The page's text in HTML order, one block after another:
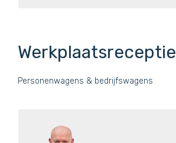
Werkplaatsreceptie
Personenwagens & bedrijfswagens